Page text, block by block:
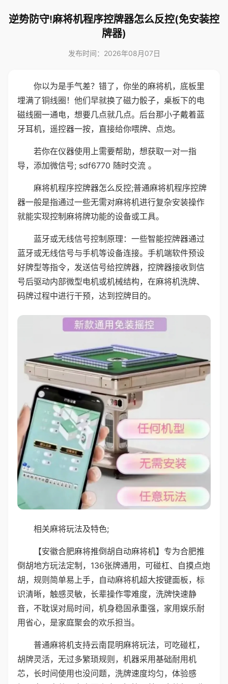
逆势防守!麻将机程序控牌器怎么反控(免安装控
牌器)
发布时间：2026年08月07日
你以为是手气差？错了，你坐的麻将机，底板里
埋满了铜线圈！他们早就换了磁力骰子，桌板下的电
磁线圈一通电，想要几点就几点。后台那小子戴着蓝
牙耳机，遥控器一按，直接给你喂牌、点炮。
若你在仪器使用上需要帮助，想获取一对一指
导，添加微信号; sdf6770 随时交流 。
麻将机程序控牌器怎么反控;普通麻将机程序控牌
器一般是指通过一些无需对麻将机进行复杂安装操作
就能实现控制麻将牌功能的设备或工具。
蓝牙或无线信号控制原理：一些智能控牌器通过
蓝牙或无线信号与手机等设备连接。手机端软件预设
好牌型等指令，发送信号给控牌器，控牌器接收到信
号后驱动内部微型电机或机械结构，在麻将机洗牌、
码牌过程中进行干预，达到控牌目的。
相关麻将玩法及特色;
【安徽合肥麻将推倒胡自动麻将机】专为合肥推
倒胡地方玩法定制，136张牌通用，可碰杠、自摸点炮
胡，规则简单易上手，自动麻将机超大按键面板，标
识清晰，触感灵敏，长辈操作零难度，洗牌快速静
音，不耽误对局时间，机身稳固承重强，家用娱乐耐
用省心，是家庭聚会的欢乐担当。
普通麻将机支持云南昆明麻将玩法，可吃碰杠，
胡牌灵活，无过多繁琐规则，机器采用基础耐用机
芯，长时间使用也没问题，洗牌速度均匀，体验感